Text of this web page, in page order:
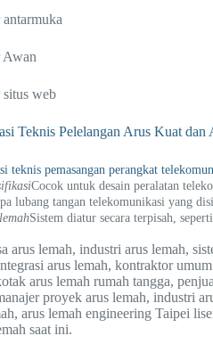
Awan
web
Teknis Pelelangan Arus Kuat dan
teknis pemasangan perangkat
Cocok untuk desain peralatan
lubang tangan telekomunikasi yang
Sistem diatur secara terpisah,
arus lemah, industri arus lemah,
arus lemah, kontraktor
arus lemah rumah tangga,
proyek arus lemah, industri
arus lemah engineering Taipei
saat ini.